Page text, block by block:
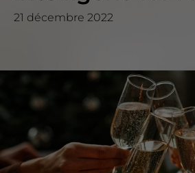
21 décembre 2022